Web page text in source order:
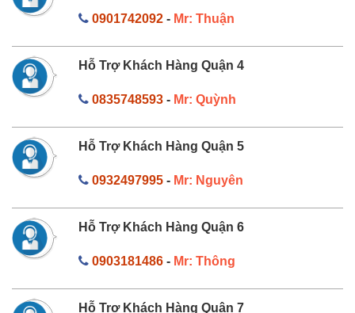
0901742092- Mr: Thuận
Hỗ Trợ Khách Hàng Quận 4
0835748593- Mr: Quỳnh
Hỗ Trợ Khách Hàng Quận 5
0932497995- Mr: Nguyên
Hỗ Trợ Khách Hàng Quận 6
0903181486- Mr: Thông
Hỗ Trợ Khách Hàng Quận 7